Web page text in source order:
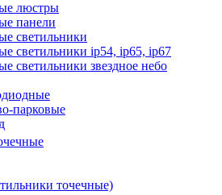
люстры
панели
светильники
светильники ip54, ip65, ip67
светильники звездное небо
парковые
точечные)